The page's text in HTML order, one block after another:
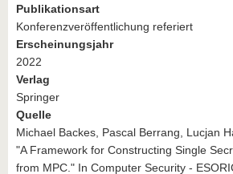
Publikationsart
Konferenzveröffentlichung referiert
Erscheinungsjahr
2022
Verlag
Springer
Quelle
Michael Backes, Pascal Berrang, Lucjan
"A Framework for Constructing Single
from MPC." In Computer Security -